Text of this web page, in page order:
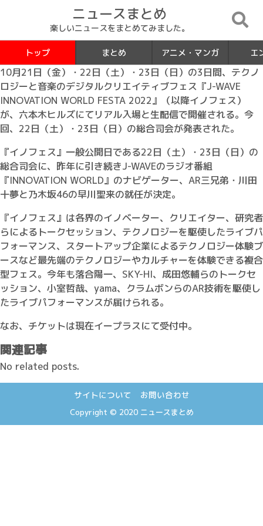
ニュースまとめ
楽しいニュースをまとめてみました。
トップ まとめ アニメ・マンガ エ
10月21日（金）・22日（土）・23日（日）の3日間、テクノ
ロジーと音楽のデジタルクリエイティブフェス『J-WAVE
INNOVATION WORLD FESTA 2022』（以降イノフェス）
が、六本木ヒルズにてリアル入場と生配信で開催される。今
回、22日（土）・23日（日）の総合司会が発表された。
『イノフェス』一般公開日である22日（土）・23日（日）の
総合司会に、昨年に引き続きJ-WAVEのラジオ番組
『INNOVATION WORLD』のナビゲーター、AR三兄弟・川田
十夢と乃木坂46の早川聖来の就任が決定。
『イノフェス』は各界のイノベーター、クリエイター、研究者
らによるトークセッション、テクノロジーを駆使したライブパ
フォーマンス、スタートアップ企業によるテクノロジー体験ブ
ースなど最先端のテクノロジーやカルチャーを体験できる複合
型フェス。今年も落合陽一、SKY-HI、成田悠輔らのトークセ
ッション、小室哲哉、yama、クラムボンらのAR技術を駆使し
たライブパフォーマンスが届けられる。
なお、チケットは現在イープラスにて受付中。
関連記事
No related posts.
サイトについて お問い合わせ
Copyright © 2020 ニュースまとめ